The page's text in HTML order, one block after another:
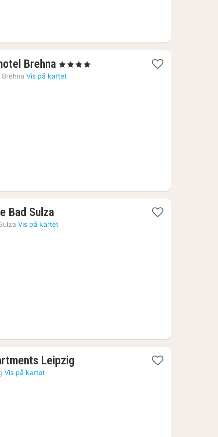
Brehna 1
natt
, 4 Stjerner
Brehna Vis på kartet
Bad Sulza
natt
Vis på kartet
Leipzig
Vis på kartet